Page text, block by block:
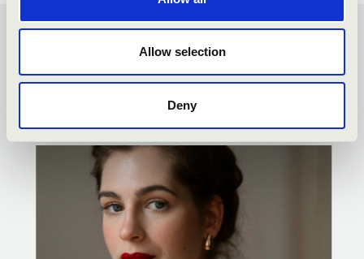
Allow selection
Deny
MESTERBÉRLET - PÉCS -
TOVÁBBI KONCERTEK